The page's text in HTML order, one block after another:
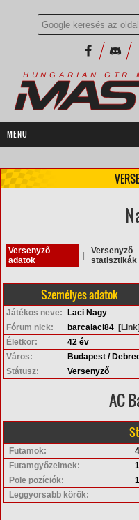
H U N G A R I A N G T R
Versenyző
adatok
Versenyző
statisztikák
Személyes adatok
Játékos neve:
Laci Nagy
Fórum nick:
barcalaci84 [Link]
Életkor:
42 év
Város:
Budapest /
Státusz:
Versenyző
AC
Futamok:
Futamgyőzelmek:
Pole pozíciók:
Leggyorsabb körök: